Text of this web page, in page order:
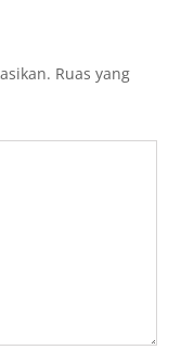
Ruas yang